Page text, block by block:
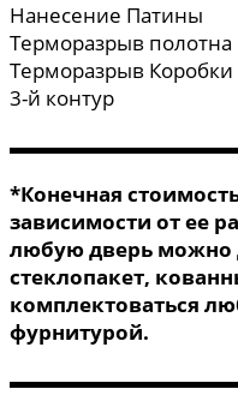
Нанесение Патины
Терморазрыв полотна
Терморазрыв Коробки
3-й контур
*Конечная
зависимости от ее
любую дверь можно
стеклопакет,
комплектоваться
фурнитурой.